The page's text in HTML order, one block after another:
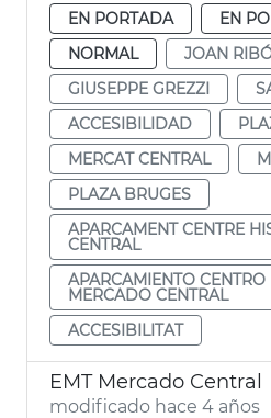
EN PORTADA
EN
NORMAL
JOAN
GIUSEPPE GREZZI
ACCESIBILIDAD
MERCAT CENTRAL
PLAZA BRUGES
APARCAMENT CENTRE
CENTRAL
APARCAMIENTO CENTRO
MERCADO CENTRAL
ACCESIBILITAT
EMT Mercado Central
modificado hace 4 años